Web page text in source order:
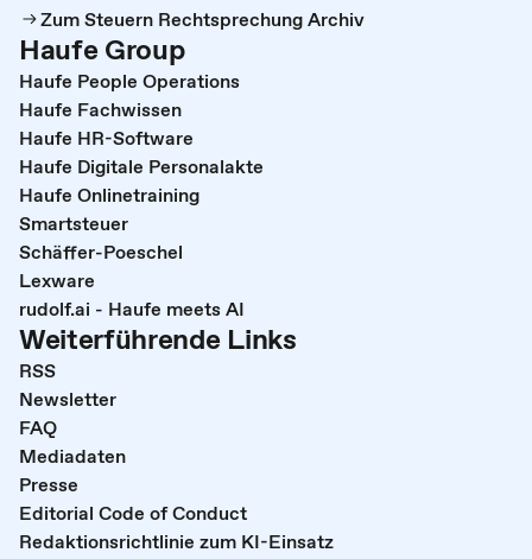
Zum Steuern Rechtsprechung Archiv
Haufe Group
Haufe People Operations
Haufe Fachwissen
Haufe HR-Software
Haufe Digitale Personalakte
Haufe Onlinetraining
Smartsteuer
Schäffer-Poeschel
Lexware
rudolf.ai - Haufe meets AI
Weiterführende Links
RSS
Newsletter
FAQ
Mediadaten
Presse
Editorial Code of Conduct
Redaktionsrichtlinie zum KI-Einsatz